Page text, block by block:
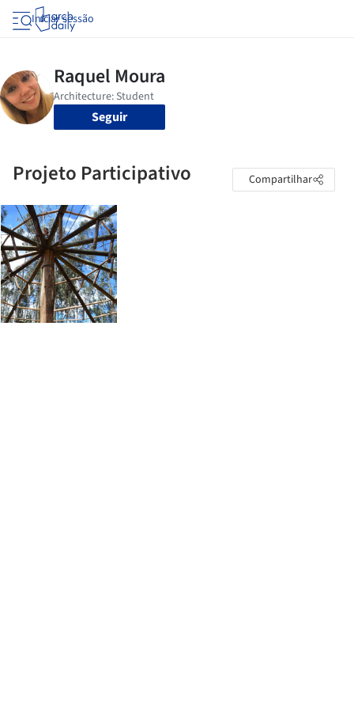
Iniciar sessão
Seguir
Projeto Participativo Compartilhar